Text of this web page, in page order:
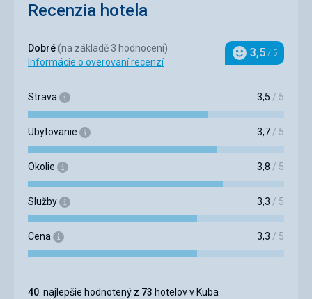
Recenzia hotela
Dobré (na základě 3 hodnocení)
Informácie o overovaní recenzí
Hodnotenie
3,5 / 5
Strava 3,5 / 5
Ubytovanie 3,7 / 5
Okolie 3,8 / 5
Služby 3,3 / 5
Cena 3,3 / 5
40 . najlepšie hodnotený z 73 hotelov v Kuba